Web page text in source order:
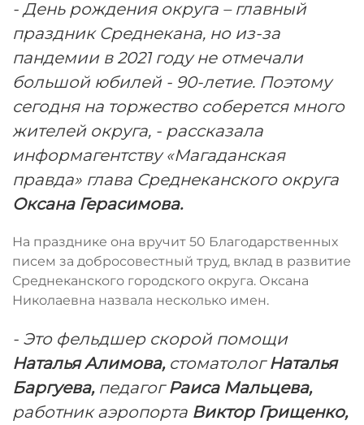
- День рождения округа – главный
праздник Среднекана, но из-за
пандемии в 2021 году не отмечали
большой юбилей - 90-летие. Поэтому
сегодня на торжество соберется много
жителей округа, - рассказала
информагентству «Магаданская
правда» глава Среднеканского округа
Оксана Герасимова.
На празднике она вручит 50 Благодарственных
писем за добросовестный труд, вклад в развитие
Среднеканского городского округа. Оксана
Николаевна назвала несколько имен.
- Это фельдшер скорой помощи
Наталья Алимова,стоматологНаталья
Баргуева,педагогРаиса Мальцева,
работник аэропорта Виктор Грищенко,